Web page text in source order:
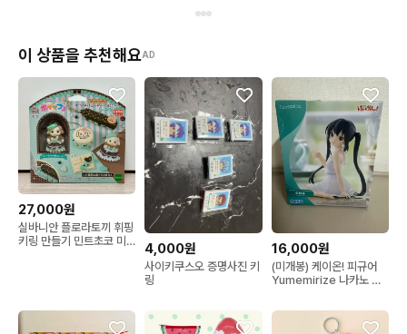
이 상품을 추천해요AD
27,000원
실바니안 플로라토끼 휘핑
키링 만들기 민트초코 미
4,000원
사이키쿠스오 증명사진 키
링
16,000원
(미개봉) 케이온! 피규어
Yumemirize 나카노 아